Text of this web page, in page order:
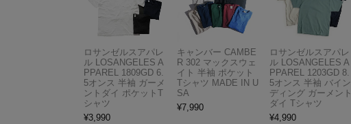
ロサンゼルスアパレ
ル LOSANGELES A
PPAREL 1809GD 6.
5オンス 半袖 ガーメ
ントダイ ポケットT
シャツ
¥3,990
キャンバー CAMBE
R 302 マックスウェ
イト 半袖 ポケット
Tシャツ MADE IN U
SA
¥7,990
ロサンゼルスアパレ
ル LOSANGELES A
PPAREL 1203GD 8.
5オンス 半袖 バイン
ディング ガーメント
ダイ Tシャツ
¥4,990